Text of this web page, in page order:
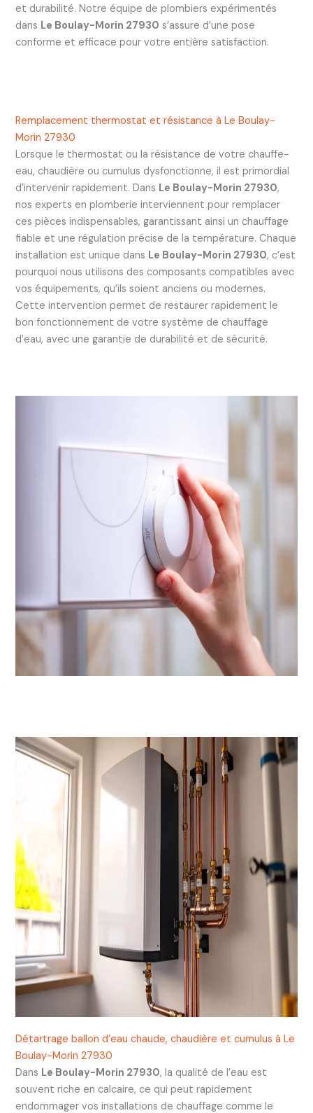
et durabilité. Notre équipe de plombiers expérimentés
dans Le Boulay-Morin 27930 s’assure d’une pose
conforme et efficace pour votre entière satisfaction.
Remplacement thermostat et résistance à Le Boulay-
Morin 27930
Lorsque le thermostat ou la résistance de votre chauffe-
eau, chaudière ou cumulus dysfonctionne, il est primordial
d’intervenir rapidement. Dans Le Boulay-Morin 27930,
nos experts en plomberie interviennent pour remplacer
ces pièces indispensables, garantissant ainsi un chauffage
fiable et une régulation précise de la température. Chaque
installation est unique dans Le Boulay-Morin 27930, c’est
pourquoi nous utilisons des composants compatibles avec
vos équipements, qu’ils soient anciens ou modernes.
Cette intervention permet de restaurer rapidement le
bon fonctionnement de votre système de chauffage
d’eau, avec une garantie de durabilité et de sécurité.
Détartrage ballon d’eau chaude, chaudière et cumulus à Le
Boulay-Morin 27930
Dans Le Boulay-Morin 27930, la qualité de l’eau est
souvent riche en calcaire, ce qui peut rapidement
endommager vos installations de chauffage comme le